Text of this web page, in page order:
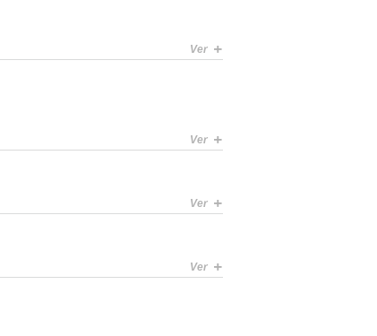
Ver +
Ver +
Ver +
Ver +